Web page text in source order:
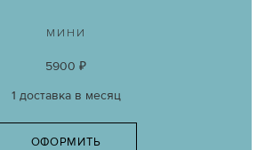
МИНИ
5900 ₽
1 доставка в месяц
ОФОРМИТЬ